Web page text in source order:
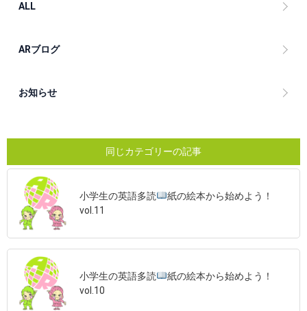
ALL
ARブログ
お知らせ
同じカテゴリーの記事
小学生の英語多読
紙の絵本から始めよう！
vol.11
小学生の英語多読
紙の絵本から始めよう！
vol.10